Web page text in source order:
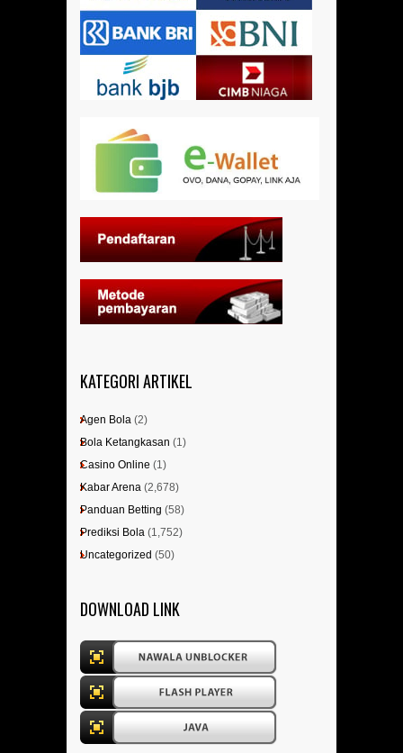
KATEGORI ARTIKEL
Agen Bola (2)
Bola Ketangkasan (1)
Casino Online (1)
Kabar Arena (2,678)
Panduan Betting (58)
Prediksi Bola (1,752)
Uncategorized (50)
DOWNLOAD LINK